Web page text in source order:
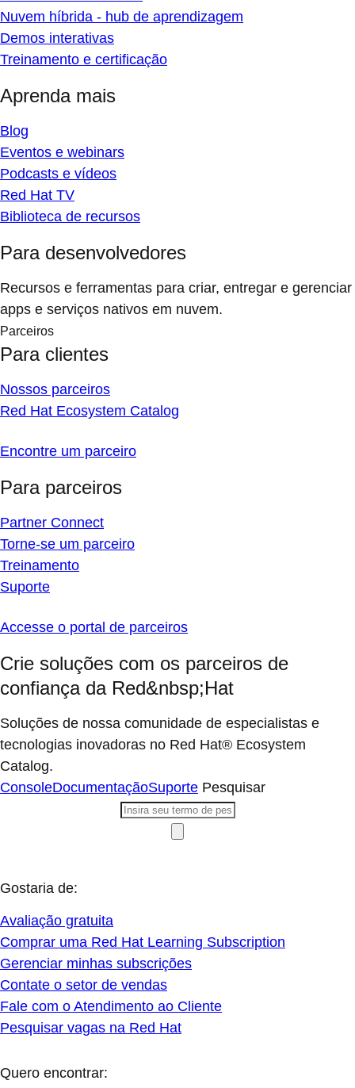
Nuvem híbrida - hub de aprendizagem
Demos interativas
Treinamento e certificação
Aprenda mais
Blog
Eventos e webinars
Podcasts e vídeos
Red Hat TV
Biblioteca de recursos
Para desenvolvedores
Recursos e ferramentas para criar, entregar e gerenciar
apps e serviços nativos em nuvem.
Parceiros
Para clientes
Nossos parceiros
Red Hat Ecosystem Catalog
Encontre um parceiro
Para parceiros
Partner Connect
Torne-se um parceiro
Treinamento
Suporte
Accesse o portal de parceiros
Crie soluções com os parceiros de
confiança da Red&nbsp;Hat
Soluções de nossa comunidade de especialistas e
tecnologias inovadoras no Red Hat® Ecosystem
Catalog.
ConsoleDocumentaçãoSuporte Pesquisar
Gostaria de:
Avaliação gratuita
Comprar uma Red Hat Learning Subscription
Gerenciar minhas subscrições
Contate o setor de vendas
Fale com o Atendimento ao Cliente
Pesquisar vagas na Red Hat
Quero encontrar: